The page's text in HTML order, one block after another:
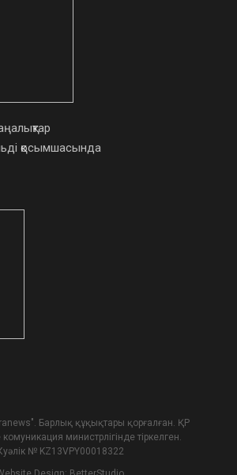
қосымшасында
Барлық құқықтары қорғалған. ҚР
министрлігінде тіркелген.
№ KZ13VPY00018322